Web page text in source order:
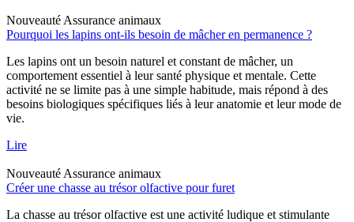
Nouveauté Assurance animaux
Pourquoi les lapins ont-ils besoin de mâcher en permanence ?
Les lapins ont un besoin naturel et constant de mâcher, un
comportement essentiel à leur santé physique et mentale. Cette
activité ne se limite pas à une simple habitude, mais répond à des
besoins biologiques spécifiques liés à leur anatomie et leur mode de
vie.
Lire
Nouveauté Assurance animaux
Créer une chasse au trésor olfactive pour furet
La chasse au trésor olfactive est une activité ludique et stimulante